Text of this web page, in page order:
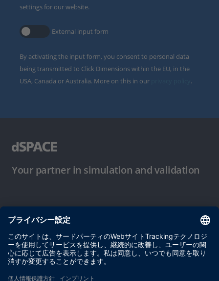
settings for our website.
External input form
By activating the input form, you consent to personal data
being transmitted to Click Dimensions within the EU, in the
USA, Canada or Australia. More on this in our
.
Your partner in simulation and validation
ご使用条件
プライバシーポリシー
約款
サイト運営会社情報